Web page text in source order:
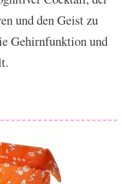
und den Geist zu
Gehirnfunktion und